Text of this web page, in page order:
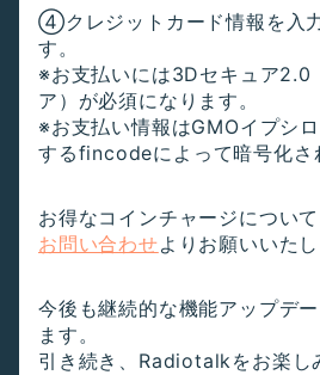
④クレジットカード情報を入
す。
※お支払いには3Dセキュア2.0
ア）が必須になります。
※お支払い情報はGMOイプシ
するfincodeによって暗号化さ
お得なコインチャージについ
お問い合わせよりお願いいたし
今後も継続的な機能アップデ
ます。
引き続き、Radiotalkをお楽し